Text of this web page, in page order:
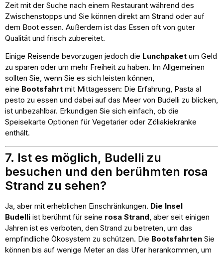
Zeit mit der Suche nach einem Restaurant während des
Zwischenstopps und Sie können direkt am Strand oder auf
dem Boot essen. Außerdem ist das Essen oft von guter
Qualität und frisch zubereitet.
Einige Reisende bevorzugen jedoch die Lunchpaket um Geld
zu sparen oder um mehr Freiheit zu haben. Im Allgemeinen
sollten Sie, wenn Sie es sich leisten können,
eine Bootsfahrt mit Mittagessen: Die Erfahrung, Pasta al
pesto zu essen und dabei auf das Meer von Budelli zu blicken,
ist unbezahlbar. Erkundigen Sie sich einfach, ob die
Speisekarte Optionen für Vegetarier oder Zöliakiekranke
enthält.
7. Ist es möglich, Budelli zu
besuchen und den berühmten rosa
Strand zu sehen?
Ja, aber mit erheblichen Einschränkungen. Die Insel
Budelli ist berühmt für seine rosa Strand, aber seit einigen
Jahren ist es verboten, den Strand zu betreten, um das
empfindliche Ökosystem zu schützen. Die Bootsfahrten Sie
können bis auf wenige Meter an das Ufer herankommen, um